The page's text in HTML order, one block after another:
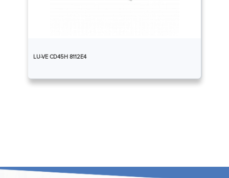
LU-VE CD45H 8112E4